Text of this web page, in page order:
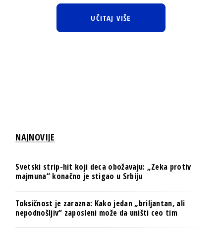
UČITAJ VIŠE
NAJNOVIJE
Svetski strip-hit koji deca obožavaju: „Zeka protiv
majmuna“ konačno je stigao u Srbiju
Toksičnost je zarazna: Kako jedan „briljantan, ali
nepodnošljiv“ zaposleni može da uništi ceo tim